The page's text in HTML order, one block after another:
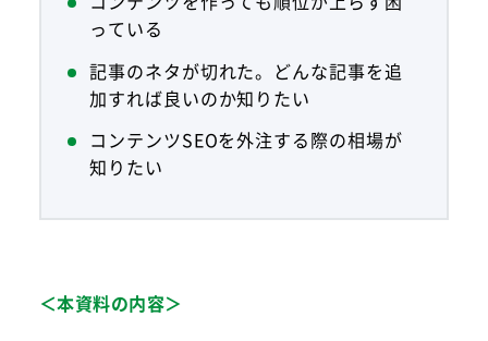
っている
記事のネタが切れた。どんな記事を追
加すれば良いのか知りたい
コンテンツSEOを外注する際の相場が
知りたい
＜本資料の内容＞